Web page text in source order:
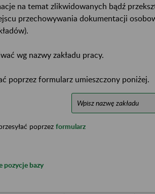
na temat zlikwidowanych bądź
przechowywania dokumentacji
wg nazwy zakładu pracy.
poprzez formularz umieszczony poniżej.
poprzez formularz
pozycje bazy